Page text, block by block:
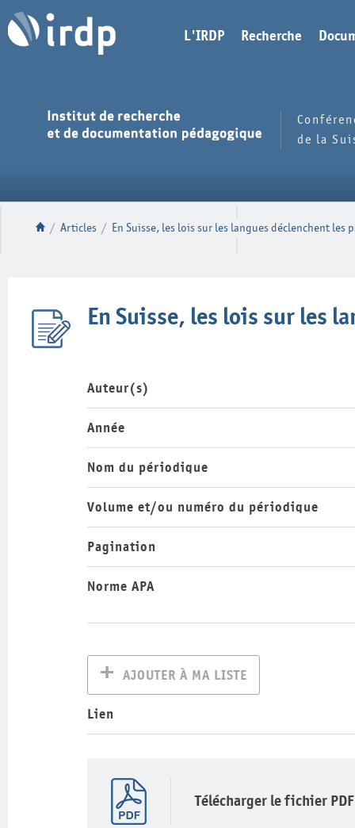
L'IRDP Recherche
de la
/ Articles / En Suisse, les lois sur les langues déclenchent les
En Suisse, les lois sur les
Auteur(s)
Année
Nom du périodique
Volume et/ou numéro du périodique
Pagination
Norme APA
AJOUTER À MA LISTE
Lien
Télécharger le fichier PDF